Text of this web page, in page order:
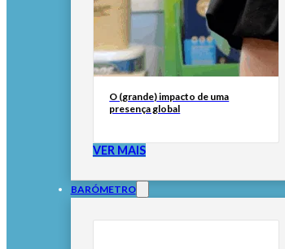
O (grande) impacto de uma
presença global
VER MAIS
BARÓMETRO